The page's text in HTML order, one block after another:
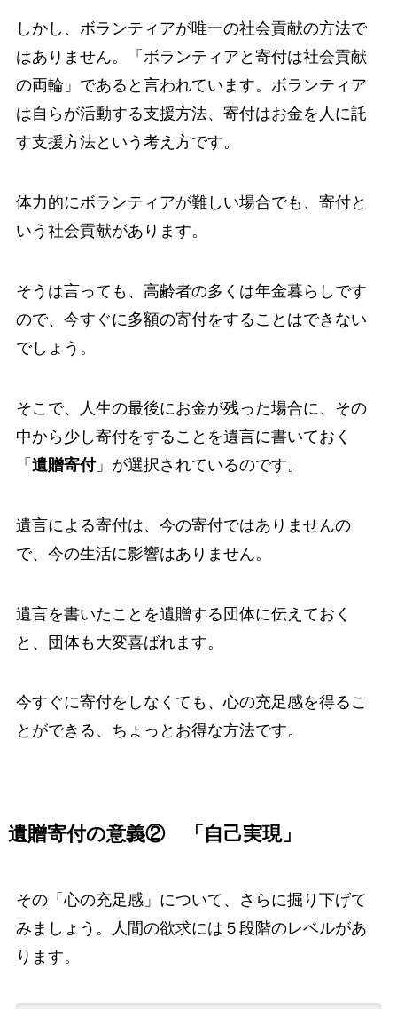
しかし、ボランティアが唯一の社会貢献の方法で
はありません。「ボランティアと寄付は社会貢献
の両輪」であると言われています。ボランティア
は自らが活動する支援方法、寄付はお金を人に託
す支援方法という考え方です。
体力的にボランティアが難しい場合でも、寄付と
いう社会貢献があります。
そうは言っても、高齢者の多くは年金暮らしです
ので、今すぐに多額の寄付をすることはできない
でしょう。
そこで、人生の最後にお金が残った場合に、その
中から少し寄付をすることを遺言に書いておく
「 遺贈寄付」が選択されているのです。
遺言による寄付は、今の寄付ではありませんの
で、今の生活に影響はありません。
遺言を書いたことを遺贈する団体に伝えておく
と、団体も大変喜ばれます。
今すぐに寄付をしなくても、心の充足感を得るこ
とができる、ちょっとお得な方法です。
遺贈寄付の意義② 「自己実現」
その「心の充足感」について、さらに掘り下げて
みましょう。人間の欲求には５段階のレベルがあ
ります。